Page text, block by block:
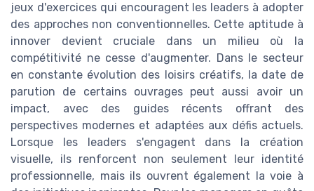
jeux d'exercices qui encouragent les leaders à adopter
des approches non conventionnelles. Cette aptitude à
innover devient cruciale dans un milieu où la
compétitivité ne cesse d'augmenter. Dans le secteur
en constante évolution des loisirs créatifs, la date de
parution de certains ouvrages peut aussi avoir un
impact, avec des guides récents offrant des
perspectives modernes et adaptées aux défis actuels.
Lorsque les leaders s'engagent dans la création
visuelle, ils renforcent non seulement leur identité
professionnelle, mais ils ouvrent également la voie à